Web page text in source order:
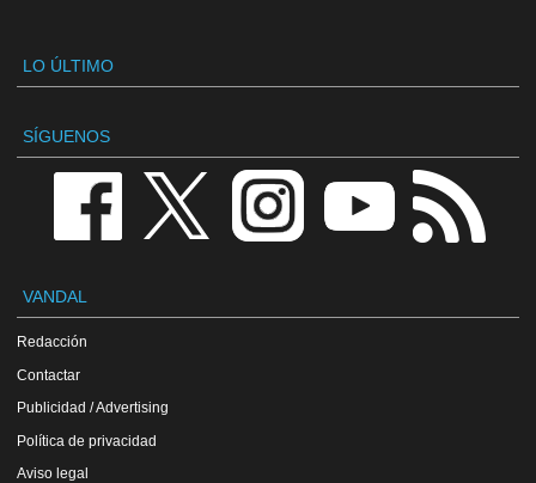
LO ÚLTIMO
SÍGUENOS
VANDAL
Redacción
Contactar
Publicidad / Advertising
Política de privacidad
Aviso legal